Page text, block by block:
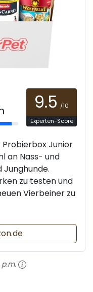
9.5 /10
Experten-Score
Junior
an Nass- und
zu testen und
Vierbeiner zu